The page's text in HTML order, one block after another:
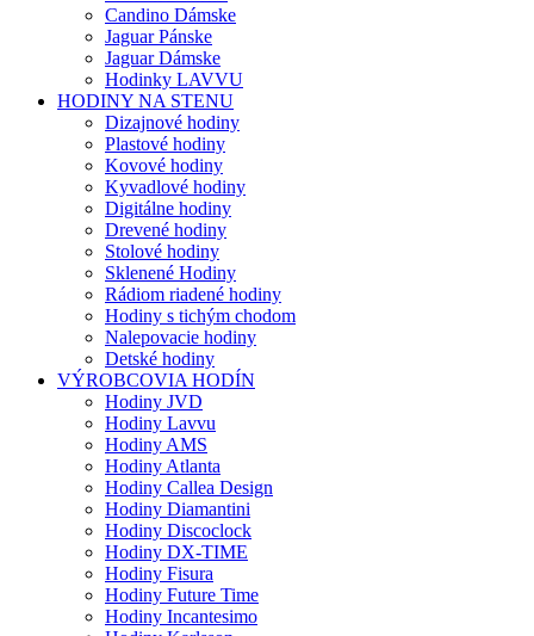
Candino Dámske
Jaguar Pánske
Jaguar Dámske
Hodinky LAVVU
HODINY NA STENU
Dizajnové hodiny
Plastové hodiny
Kovové hodiny
Kyvadlové hodiny
Digitálne hodiny
Drevené hodiny
Stolové hodiny
Sklenené Hodiny
Rádiom riadené hodiny
Hodiny s tichým chodom
Nalepovacie hodiny
Detské hodiny
VÝROBCOVIA HODÍN
Hodiny JVD
Hodiny Lavvu
Hodiny AMS
Hodiny Atlanta
Hodiny Callea Design
Hodiny Diamantini
Hodiny Discoclock
Hodiny DX-TIME
Hodiny Fisura
Hodiny Future Time
Hodiny Incantesimo